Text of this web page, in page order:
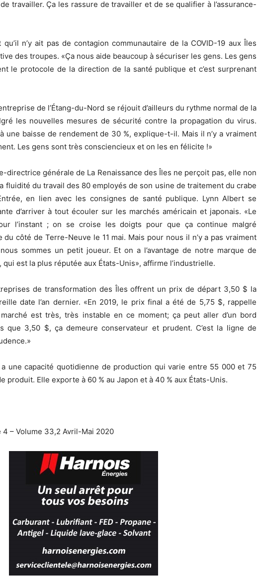
travailler. Ça les rassure de travailler et de se qualifier à l’assurance-
n’y ait pas de contagion communautaire de la COVID-19 aux Îles
des troupes. «Ça nous aide beaucoup à sécuriser les gens. Les gens
le protocole de la direction de la santé publique et c’est surprenant
de l’Étang-du-Nord se réjouit d’ailleurs du rythme normal de la
les nouvelles mesures de sécurité contre la propagation du virus.
une baisse de rendement de 30 %, explique-t-il. Mais il n’y a vraiment
Les gens sont très consciencieux et on les en félicite !»
directrice générale de La Renaissance des Îles ne perçoit pas, elle non
fluidité du travail des 80 employés de son usine de traitement du crabe
en lien avec les consignes de santé publique. Lynn Albert se
d’arriver à tout écouler sur les marchés américain et japonais. «Le
l’instant ; on se croise les doigts pour que ça continue malgré
du côté de Terre-Neuve le 11 mai. Mais pour nous il n’y a pas vraiment
sommes un petit joueur. Et on a l’avantage de notre marque de
qui est la plus réputée aux États-Unis», affirme l’industrielle.
de transformation des Îles offrent un prix de départ 3,50 $ la
date l’an dernier. «En 2019, le prix final a été de 5,75 $, rappelle
est très, très instable en ce moment; ça peut aller d’un bord
que 3,50 $, ça demeure conservateur et prudent. C’est la ligne de
une capacité quotidienne de production qui varie entre 55 000 et 75
produit. Elle exporte à 60 % au Japon et à 40 % aux États-Unis.
4 – Volume 33,2 Avril-Mai 2020